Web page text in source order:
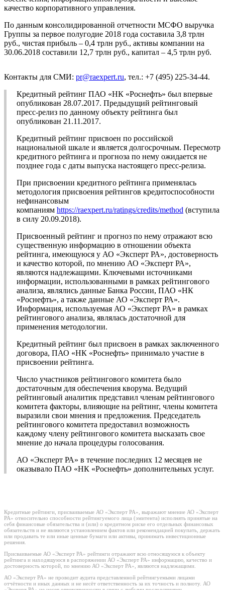
качество корпоративного управления.
По данным консолидированной отчетности МСФО выручка
Группы за первое полугодие 2018 года составила 3,8 трлн
руб., чистая прибыль – 0,4 трлн руб., активы компании на
30.06.2018 составили 12,7 трлн руб., капитал – 4,5 трлн руб.
Контакты для СМИ: pr@raexpert.ru, тел.: +7 (495) 225-34-44.
Кредитный рейтинг ПАО «НК «Роснефть» был впервые
опубликован 28.07.2017. Предыдущий рейтинговый
пресс-релиз по данному объекту рейтинга был
опубликован 21.11.2017.
Кредитный рейтинг присвоен по российской
национальной шкале и является долгосрочным. Пересмотр
кредитного рейтинга и прогноза по нему ожидается не
позднее года с даты выпуска настоящего пресс-релиза.
При присвоении кредитного рейтинга применялась
методология присвоения рейтингов кредитоспособности
нефинансовым
компаниям https://raexpert.ru/ratings/credits/method (вступила
в силу 20.09.2018).
Присвоенный рейтинг и прогноз по нему отражают всю
существенную информацию в отношении объекта
рейтинга, имеющуюся у АО «Эксперт РА», достоверность
и качество которой, по мнению АО «Эксперт РА»,
являются надлежащими. Ключевыми источниками
информации, использованными в рамках рейтингового
анализа, являлись данные Банка России, ПАО «НК
«Роснефть», а также данные АО «Эксперт РА».
Информация, используемая АО «Эксперт РА» в рамках
рейтингового анализа, являлась достаточной для
применения методологии.
Кредитный рейтинг был присвоен в рамках заключенного
договора, ПАО «НК «Роснефть» принимало участие в
присвоении рейтинга.
Число участников рейтингового комитета было
достаточным для обеспечения кворума. Ведущий
рейтинговый аналитик представил членам рейтингового
комитета факторы, влияющие на рейтинг, члены комитета
выразили свои мнения и предложения. Председатель
рейтингового комитета предоставил возможность
каждому члену рейтингового комитета высказать свое
мнение до начала процедуры голосования.
АО «Эксперт РА» в течение последних 12 месяцев не
оказывало ПАО «НК «Роснефть» дополнительных услуг.
Кредитные рейтинги, присваиваемые АО «Эксперт РА», выражают мнение АО «Эксперт
РА» относительно способности рейтингуемого лица (эмитента) исполнять принятые на
себя финансовые обязательства и (или) о кредитном риске его отдельных финансовых
обязательств и не являются установлением фактов или рекомендацией покупать, держать
или продавать те или иные ценные бумаги или активы, принимать инвестиционные
решения.
Присваиваемые АО «Эксперт РА» рейтинги отражают всю относящуюся к объекту
рейтинга и находящуюся в распоряжении АО «Эксперт РА» информацию, качество и
достоверность которой, по мнению АО «Эксперт РА», являются надлежащими.
АО «Эксперт РА» не проводит аудита представленной рейтингуемыми лицами
отчётности и иных данных и не несёт ответственность за их точность и полноту. АО